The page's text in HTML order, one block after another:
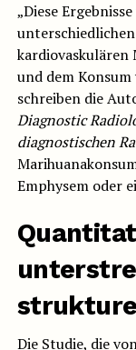
„Diese
kardiovaskulären
und dem
schreiben die
Diagnostic
diagnostischen
Emphysem oder
Die Studie, die